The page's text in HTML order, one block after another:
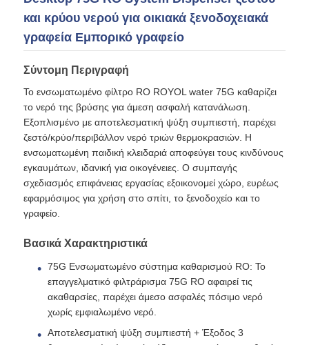
Μαλακτικό νερού
κατοικία φίλτρων νερού
κασέτα φίλτρων νερού
Μεμβράνη RO για κατοικίες
UV αποστειρωτής νερού
Εξαρτήματα Σύνδεσης Φίλτρου Νερού
Βιομηχανική μεμβράνη RO
RO κατοικία μεμβρανών
και κρύου νερού για οικιακά ξενοδοχειακά
γραφεία Εμπορικό γραφείο
Σύντομη Περιγραφή
Το ενσωματωμένο φίλτρο RO ROYOL water 75G καθαρίζει
το νερό της βρύσης για άμεση ασφαλή κατανάλωση.
Εξοπλισμένο με αποτελεσματική ψύξη συμπιεστή, παρέχει
ζεστό/κρύο/περιβάλλον νερό τριών θερμοκρασιών. Η
ενσωματωμένη παιδική κλειδαριά αποφεύγει τους κινδύνους
εγκαυμάτων, ιδανική για οικογένειες. Ο συμπαγής
σχεδιασμός επιφάνειας εργασίας εξοικονομεί χώρο, ευρέως
εφαρμόσιμος για χρήση στο σπίτι, το ξενοδοχείο και το
γραφείο.
Βασικά Χαρακτηριστικά
75G Ενσωματωμένο σύστημα καθαρισμού RO: Το
επαγγελματικό φιλτράρισμα 75G RO αφαιρεί τις
ακαθαρσίες, παρέχει άμεσο ασφαλές πόσιμο νερό
χωρίς εμφιαλωμένο νερό.
Αποτελεσματική ψύξη συμπιεστή + Έξοδος 3